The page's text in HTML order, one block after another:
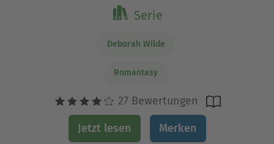
Serie
Deborah Wilde
Romantasy
27 Bewertungen
Jetzt lesen Merken